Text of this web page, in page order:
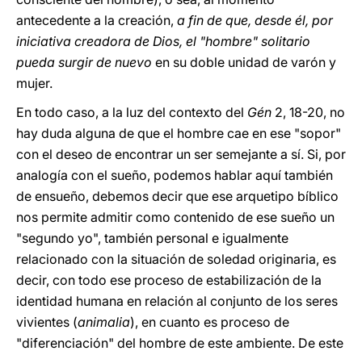
antecedente a la creación, a fin de que, desde él, por
iniciativa creadora de Dios, el "hombre" solitario
pueda surgir de nuevo en su doble unidad de varón y
mujer.
En todo caso, a la luz del contexto del Gén 2, 18-20, no
hay duda alguna de que el hombre cae en ese "sopor"
con el deseo de encontrar un ser semejante a sí. Si, por
analogía con el sueño, podemos hablar aquí también
de ensueño, debemos decir que ese arquetipo bíblico
nos permite admitir como contenido de ese sueño un
"segundo yo", también personal e igualmente
relacionado con la situación de soledad originaria, es
decir, con todo ese proceso de estabilización de la
identidad humana en relación al conjunto de los seres
vivientes (animalia), en cuanto es proceso de
"diferenciación" del hombre de este ambiente. De este